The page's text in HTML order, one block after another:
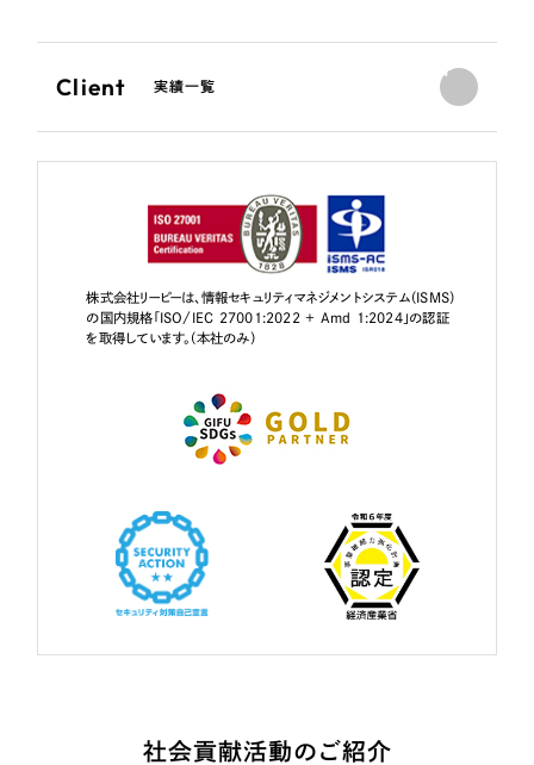
Client 実績一覧
株式会社リーピーは、情報セキュリティマネジメントシステム（ISMS）
の国内規格「ISO/IEC 27001:2022 + Amd 1:2024」の認証
を取得しています。（本社のみ）
社会貢献活動のご紹介